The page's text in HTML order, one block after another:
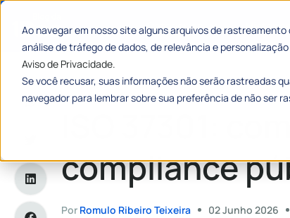
Ao navegar em nosso site alguns arquivos de
análise de tráfego de dados, de relevância e
Aviso de Privacidade.
Se você recusar, suas informações não serão rastreadas
navegador para lembrar sobre sua preferência de não ser
Categorias
Home»ISO 37301: como fortalecer o compliance
ISO 37301:
compliance
Por Romulo Ribeiro Teixeira 02 Junho 2026